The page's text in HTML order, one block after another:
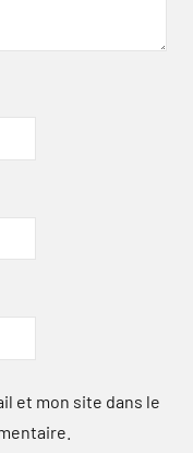
et mon site dans le